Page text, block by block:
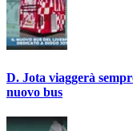
D. Jota viaggerà
nuovo bus